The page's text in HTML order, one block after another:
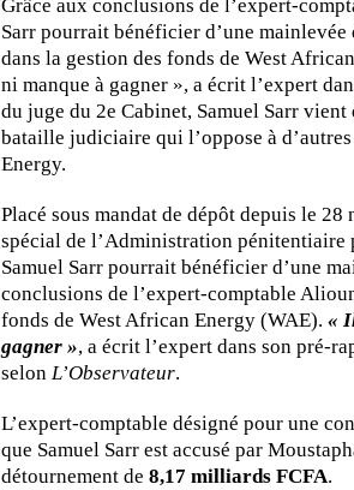
Grâce aux conclusions de l’expert-
Sarr pourrait bénéficier d’une
dans la gestion des fonds de West
ni manque à gagner », a écrit l’expert
du juge du 2e Cabinet, Samuel Sarr
bataille judiciaire qui l’oppose à
Energy.
Placé sous mandat de dépôt depuis le
spécial de l’Administration pénitentiaire
Samuel Sarr pourrait bénéficier d’une
conclusions de l’expert-comptable
fonds de West African Energy (WAE). «
gagner », a écrit l’expert dans son pré-
selon L’Observateur.
L’expert-comptable désigné pour une
que Samuel Sarr est accusé par
détournement de 8,17 milliards FCFA.